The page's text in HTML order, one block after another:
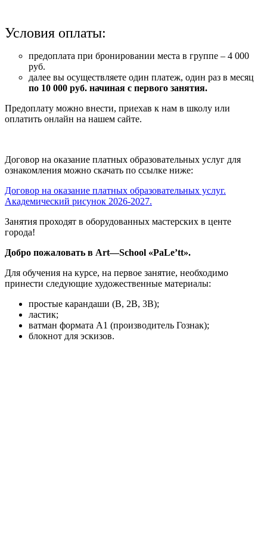
Условия оплаты:
предоплата при бронировании места в группе – 4 000
руб.
далее вы осуществляете один платеж, один раз в месяц
по 10 000 руб. начиная с первого занятия.
Предоплату можно внести, приехав к нам в школу или
оплатить онлайн на нашем сайте.
Договор на оказание платных образовательных услуг для
ознакомления можно скачать по ссылке ниже:
Договор на оказание платных образовательных услуг.
Академический рисунок 2026-2027.
Занятия проходят в оборудованных мастерских в центе
города!
Добро пожаловать в Art—School «PaLe’tt».
Для обучения на курсе, на первое занятие, необходимо
принести следующие художественные материалы:
простые карандаши (B, 2B, 3B);
ластик;
ватман формата А1 (производитель Гознак);
блокнот для эскизов.